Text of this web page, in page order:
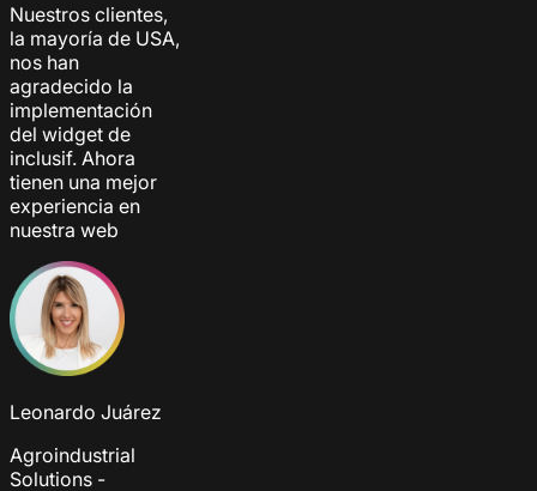
Nuestros clientes,
la mayoría de USA,
nos han
agradecido la
implementación
del widget de
inclusif. Ahora
tienen una mejor
experiencia en
nuestra web
Leonardo Juárez
Agroindustrial
Solutions -